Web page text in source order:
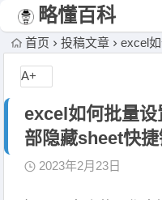
略懂百科
首页 投稿文章 excel如何
excel如何批量
部隐藏sheet快捷
2023年2月23日
A+